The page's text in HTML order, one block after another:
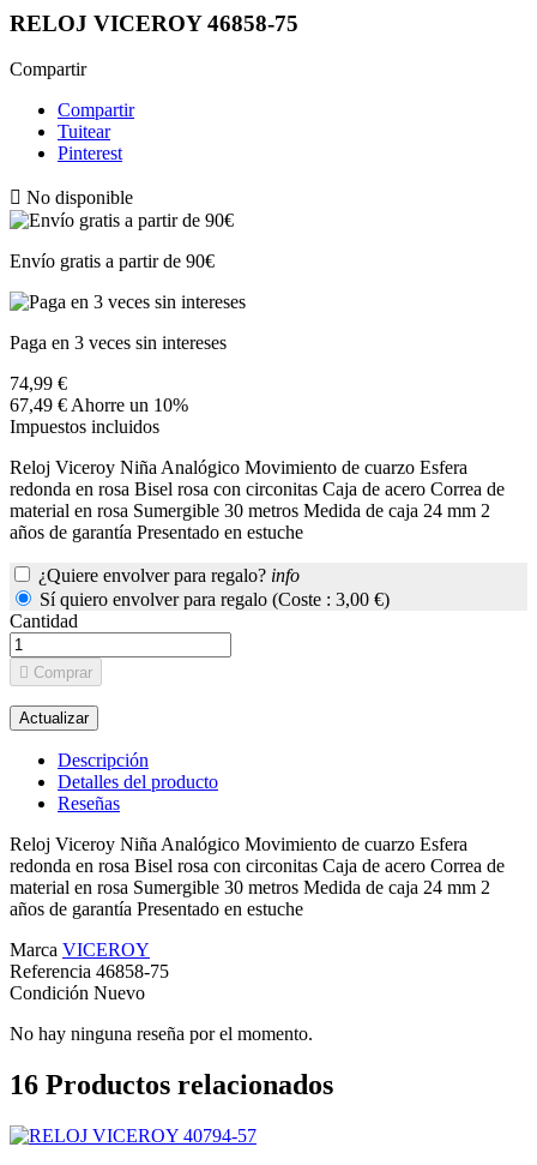
RELOJ VICEROY 46858-75
Compartir
Compartir
Tuitear
Pinterest
 No disponible
Envío gratis a partir de 90€
Paga en 3 veces sin intereses
74,99 €
67,49 €Ahorre un 10%
Impuestos incluidos
Reloj Viceroy Niña Analógico Movimiento de cuarzo Esfera
redonda en rosa Bisel rosa con circonitas Caja de acero Correa de
material en rosa Sumergible 30 metros Medida de caja 24 mm 2
años de garantía Presentado en estuche
¿Quiere envolver para regalo? info
Sí quiero envolver para regalo (Coste : 3,00 €)
Cantidad
 Comprar
Descripción
Detalles del producto
Reseñas
Reloj Viceroy Niña Analógico Movimiento de cuarzo Esfera
redonda en rosa Bisel rosa con circonitas Caja de acero Correa de
material en rosa Sumergible 30 metros Medida de caja 24 mm 2
años de garantía Presentado en estuche
Marca VICEROY
Referencia 46858-75
Condición Nuevo
No hay ninguna reseña por el momento.
16 Productos relacionados